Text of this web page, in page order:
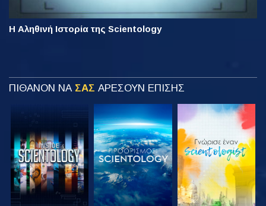
Η Αληθινή Ιστορία της Scientology
ΠΙΘΑΝΟΝ ΝΑ ΣΑΣ ΑΡΕΣΟΥΝ ΕΠΙΣΗΣ